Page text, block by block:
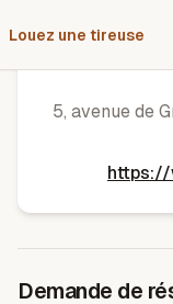
Louez une tireuse
Le
5, avenue de
https://
Demande de